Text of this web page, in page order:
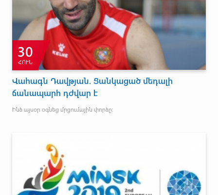
30
ՀՈՒՆ
Վահագն Դավթյան. Ցանկացած մեդալի
ճանապարհ դժվար է
Ինձ այսօր օգնեց մրցումային փորձը: